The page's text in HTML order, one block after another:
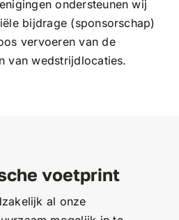
ondersteunen wij
bijdrage (sponsorschap)
vervoeren van de
van wedstrijdlocaties.
voetprint
al onze